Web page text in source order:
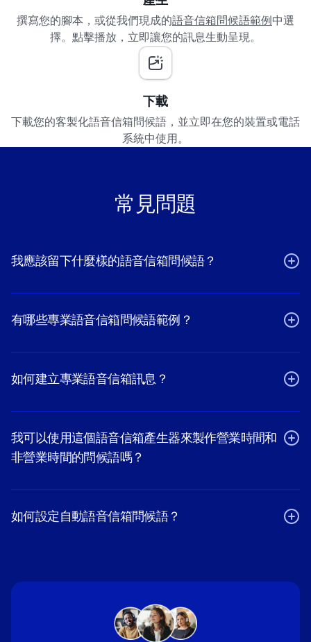
撰寫您的腳本，或從我們現成的語音信箱問候語範例 中選
擇。點擊播放，立即讓您的訊息生動呈現。
下載
下載您的客製化語音信箱問候語，並立即在您的裝置或電話
系統中使用。
常見問題
我應該留下什麼樣的語音信箱問候語？
有哪些專業語音信箱問候語範例？
如何建立專業語音信箱訊息？
我可以使用這個語音信箱產生器來製作營業時間和
非營業時間的問候語嗎？
如何設定自動語音信箱問候語？